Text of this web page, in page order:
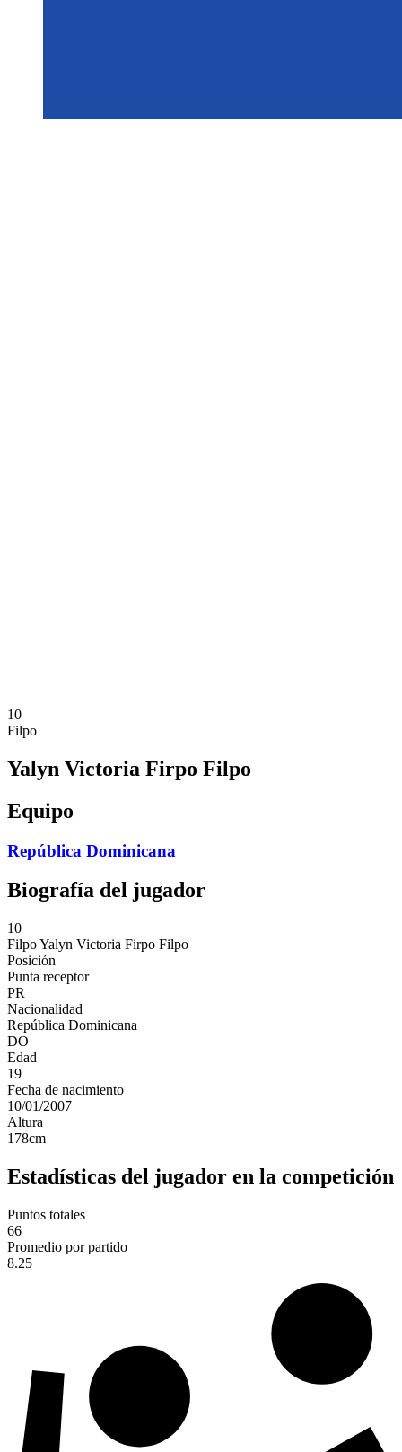
10
Filpo
Yalyn Victoria Firpo Filpo
Equipo
República Dominicana
Biografía del jugador
10
FilpoYalyn Victoria Firpo Filpo
Posición
Punta receptor
PR
Nacionalidad
República Dominicana
DO
Edad
19
Fecha de nacimiento
10/01/2007
Altura
178cm
Estadísticas del jugador en la competición
Puntos totales
66
Promedio por partido
8.25